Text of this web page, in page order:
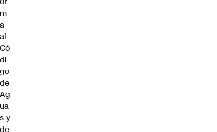
m
a
al
Có
di
go
de
Ag
ua
s y
de